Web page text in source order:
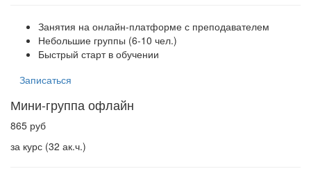
Занятия на онлайн-платформе с преподавателем
Небольшие группы (6-10 чел.)
Быстрый старт в обучении
Записаться
Мини-группа офлайн
865 руб
за курс (32 ак.ч.)